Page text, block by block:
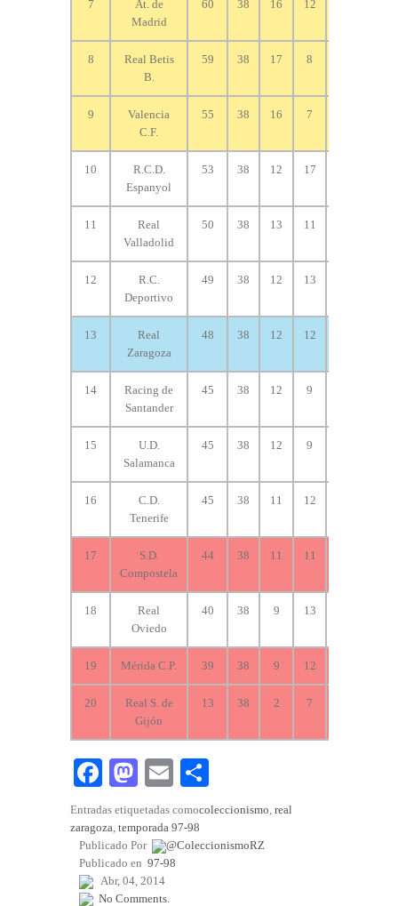
7
At. de
Madrid
60 38 16 12
8
Real Betis
B.
59 38 17 8
9
Valencia
C.F.
55 38 16 7
10
R.C.D.
Espanyol
53 38 12 17
11
Real
Valladolid
50 38 13 11
12
R.C.
Deportivo
49 38 12 13
13
Real
Zaragoza
48 38 12 12
14
Racing de
Santander
45 38 12 9
15
U.D.
Salamanca
45 38 12 9
16
C.D.
Tenerife
45 38 11 12
17
S.D.
Compostela
44 38 11 11
18
Real
Oviedo
40 38 9 13
19 Mérida C.P. 39 38 9 12
20
Real S. de
Gijón
13 38 2 7
Fa
ce
bo
ok
M
as
to
do
n
E
m
ail
o
pa
Entradas etiquetadas comocoleccionismo, real
zaragoza, temporada 97-98
Publicado Por
@ColeccionismoRZ
Publicado en 97-98
Abr, 04, 2014
No Comments.